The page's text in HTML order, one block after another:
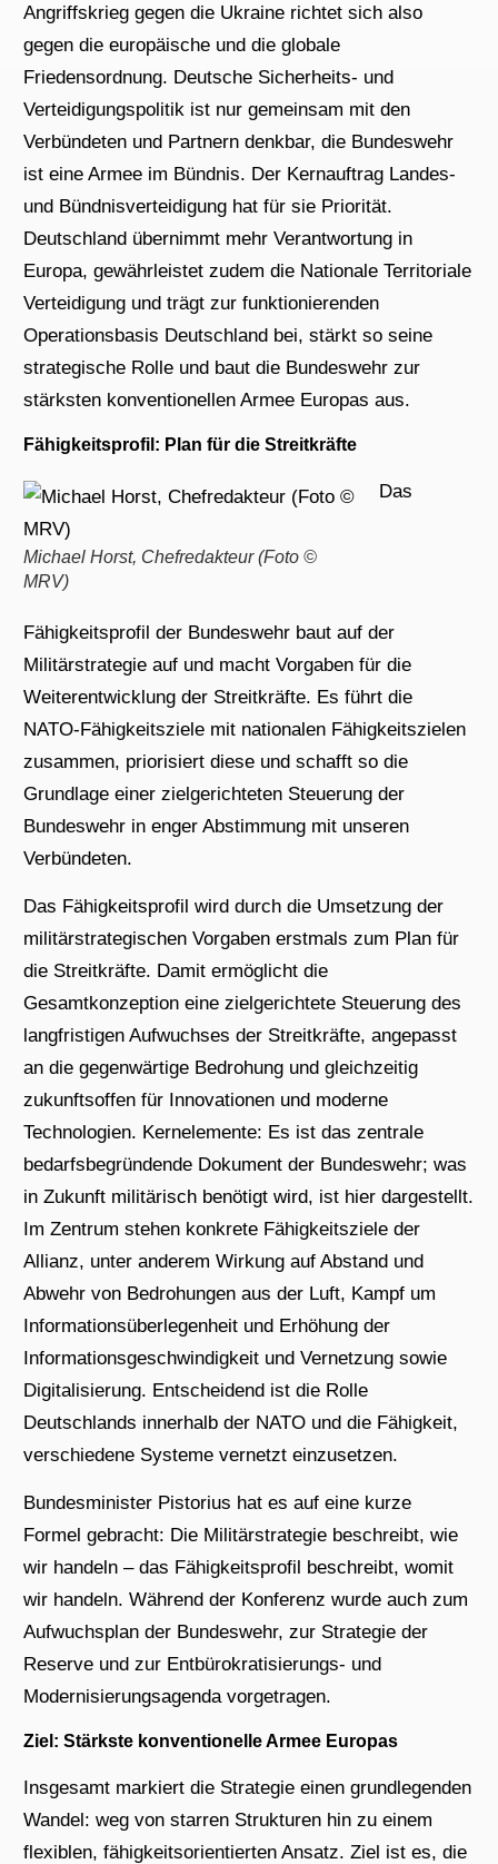
Angriffskrieg gegen die Ukraine richtet sich also
gegen die europäische und die globale
Friedensordnung. Deutsche Sicherheits- und
Verteidigungspolitik ist nur gemeinsam mit den
Verbündeten und Partnern denkbar, die Bundeswehr
ist eine Armee im Bündnis. Der Kernauftrag Landes-
und Bündnisverteidigung hat für sie Priorität.
Deutschland übernimmt mehr Verantwortung in
Europa, gewährleistet zudem die Nationale Territoriale
Verteidigung und trägt zur funktionierenden
Operationsbasis Deutschland bei, stärkt so seine
strategische Rolle und baut die Bundeswehr zur
stärksten konventionellen Armee Europas aus.
Fähigkeitsprofil: Plan für die Streitkräfte
Michael Horst, Chefredakteur (Foto ©
MRV)
Das
Fähigkeitsprofil der Bundeswehr baut auf der
Militärstrategie auf und macht Vorgaben für die
Weiterentwicklung der Streitkräfte. Es führt die
NATO-Fähigkeitsziele mit nationalen Fähigkeitszielen
zusammen, priorisiert diese und schafft so die
Grundlage einer zielgerichteten Steuerung der
Bundeswehr in enger Abstimmung mit unseren
Verbündeten.
Das Fähigkeitsprofil wird durch die Umsetzung der
militärstrategischen Vorgaben erstmals zum Plan für
die Streitkräfte. Damit ermöglicht die
Gesamtkonzeption eine zielgerichtete Steuerung des
langfristigen Aufwuchses der Streitkräfte, angepasst
an die gegenwärtige Bedrohung und gleichzeitig
zukunftsoffen für Innovationen und moderne
Technologien. Kernelemente: Es ist das zentrale
bedarfsbegründende Dokument der Bundeswehr; was
in Zukunft militärisch benötigt wird, ist hier dargestellt.
Im Zentrum stehen konkrete Fähigkeitsziele der
Allianz, unter anderem Wirkung auf Abstand und
Abwehr von Bedrohungen aus der Luft, Kampf um
Informationsüberlegenheit und Erhöhung der
Informationsgeschwindigkeit und Vernetzung sowie
Digitalisierung. Entscheidend ist die Rolle
Deutschlands innerhalb der NATO und die Fähigkeit,
verschiedene Systeme vernetzt einzusetzen.
Bundesminister Pistorius hat es auf eine kurze
Formel gebracht: Die Militärstrategie beschreibt, wie
wir handeln – das Fähigkeitsprofil beschreibt, womit
wir handeln. Während der Konferenz wurde auch zum
Aufwuchsplan der Bundeswehr, zur Strategie der
Reserve und zur Entbürokratisierungs- und
Modernisierungsagenda vorgetragen.
Ziel: Stärkste konventionelle Armee Europas
Insgesamt markiert die Strategie einen grundlegenden
Wandel: weg von starren Strukturen hin zu einem
flexiblen, fähigkeitsorientierten Ansatz. Ziel ist es, die